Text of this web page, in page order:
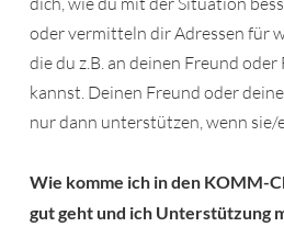
oder vermitteln dir Adressen für
die du z.B. an deinen Freund
kannst. Deinen Freund oder
nur dann unterstützen, wenn sie/
Wie komme ich in den KOMM-
gut geht und ich Unterstützung